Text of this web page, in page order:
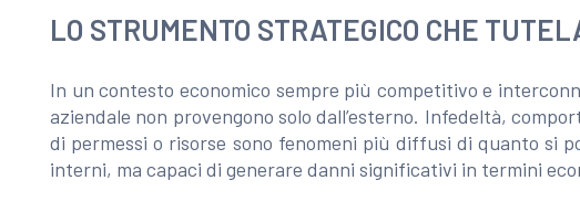
LO STRUMENTO STRATEGICO CHE
In un contesto economico sempre più competitivo e
aziendale non provengono solo dall’esterno. Infedeltà,
di permessi o risorse sono fenomeni più diffusi di quanto si
interni, ma capaci di generare danni significativi in termini